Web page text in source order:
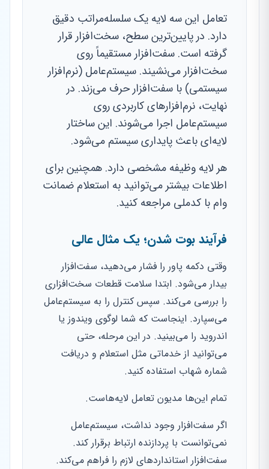
تعامل این سه لایه یک سلسله‌مراتب دقیق
دارد. در پایین‌ترین سطح، سخت‌افزار قرار
گرفته است. سفت‌افزار مستقیماً روی
سخت‌افزار می‌نشیند. سیستم‌عامل (نرم‌افزار
سیستمی) با سفت‌افزار حرف می‌زند. در
نهایت، نرم‌افزارهای کاربردی روی
سیستم‌عامل اجرا می‌شوند. این ساختار
لایه‌ای باعث پایداری سیستم می‌شود.
هر لایه وظیفه مشخصی دارد. همچنین برای
اطلاعات بیشتر می‌توانید به استعلام ضمانت
وام با کدملی مراجعه کنید.
فرآیند بوت شدن؛ یک مثال عالی
وقتی دکمه پاور را فشار می‌دهید، سفت‌افزار
بیدار می‌شود. ابتدا سلامت قطعات سخت‌افزاری
را بررسی می‌کند. سپس کنترل را به سیستم‌عامل
می‌سپارد. اینجاست که شما لوگوی ویندوز یا
اندروید را می‌بینید. در این مرحله، حتی
می‌توانید از خدماتی مثل استعلام و دریافت
شماره شهاب استفاده کنید.
تمام این‌ها مدیون تعامل لایه‌هاست.
اگر سفت‌افزار وجود نداشت، سیستم‌عامل
نمی‌توانست با پردازنده ارتباط برقرار کند.
سفت‌افزار استانداردهای لازم را فراهم می‌کند.